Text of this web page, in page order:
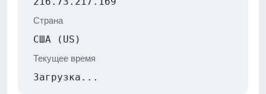
Страна
США (US)
Текущее время
Загрузка...